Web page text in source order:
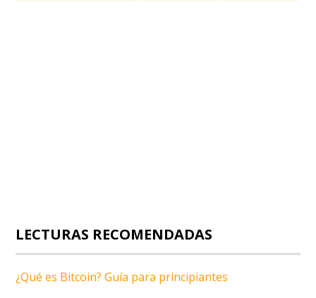
LECTURAS RECOMENDADAS
¿Qué es Bitcoin? Guía para principiantes